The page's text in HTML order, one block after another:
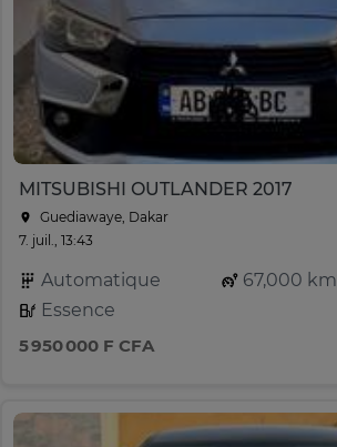
MITSUBISHI OUTLANDER 2017
Guediawaye, Dakar
7. juil., 13:43
Automatique
67,000 km
Essence
5 950 000 F CFA